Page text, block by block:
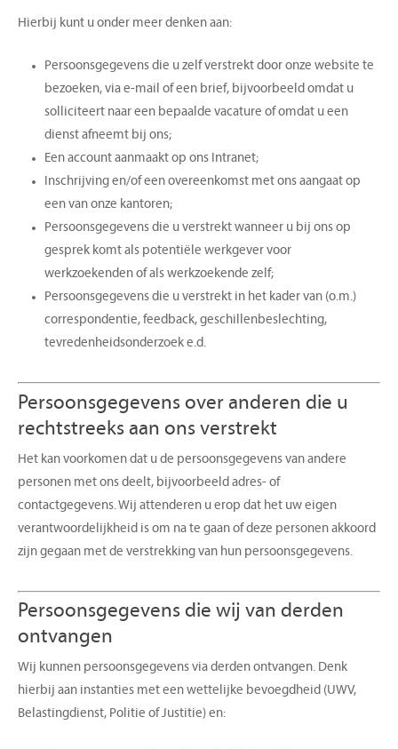
Hierbij kunt u onder meer denken aan:
Persoonsgegevens die u zelf verstrekt door onze website te
bezoeken, via e-mail of een brief, bijvoorbeeld omdat u
solliciteert naar een bepaalde vacature of omdat u een
dienst afneemt bij ons;
Een account aanmaakt op ons Intranet;
Inschrijving en/of een overeenkomst met ons aangaat op
een van onze kantoren;
Persoonsgegevens die u verstrekt wanneer u bij ons op
gesprek komt als potentiële werkgever voor
werkzoekenden of als werkzoekende zelf;
Persoonsgegevens die u verstrekt in het kader van (o.m.)
correspondentie, feedback, geschillenbeslechting,
tevredenheidsonderzoek e.d.
Persoonsgegevens over anderen die u
rechtstreeks aan ons verstrekt
Het kan voorkomen dat u de persoonsgegevens van andere
personen met ons deelt, bijvoorbeeld adres- of
contactgegevens. Wij attenderen u erop dat het uw eigen
verantwoordelijkheid is om na te gaan of deze personen akkoord
zijn gegaan met de verstrekking van hun persoonsgegevens.
Persoonsgegevens die wij van derden
ontvangen
Wij kunnen persoonsgegevens via derden ontvangen. Denk
hierbij aan instanties met een wettelijke bevoegdheid (UWV,
Belastingdienst, Politie of Justitie) en: